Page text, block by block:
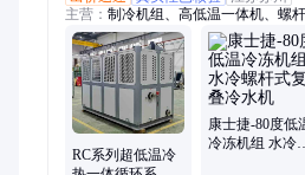
主营： 制冷机组、高低温一体机、螺
备、超低控温制冷机组、防爆冷冻机
用制冷加热机组、制药用乙二醇制冷
加热冷却循环机、复叠式冷冻机、冰
制冷机组、工业控温冷水机、冷冻机
制冷机组、石化制冷机组、石油制冷
航空航天制冷机组、风洞实验制冷机
RC系列超低温冷
康士捷-80度低
冷冻机组 水冷